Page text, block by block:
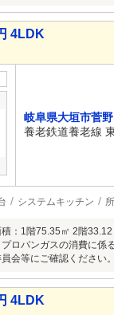
4LDK
岐阜県大垣市菅野
養老鉄道養老線
システムキッチン
：1階75.35㎡ 2階
プロパンガスの消費に
会等にご確認ください。
4LDK